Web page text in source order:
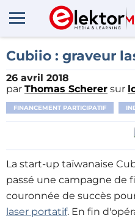
Cubiio : graveur
26 avril 2018
par Thomas Scherer sur
FINANCEMENT PARTICIPATIF
La start-up taïwanaise
passé une campagne de
couronnée de succès
laser portatif. En fin